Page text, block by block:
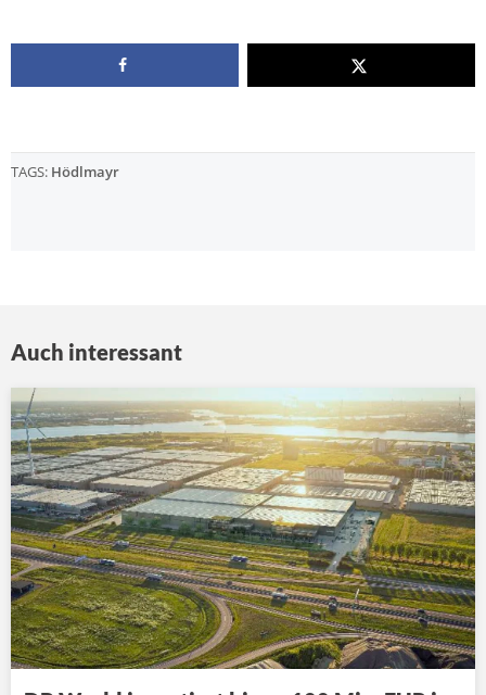
TAGS: Hödlmayr
Auch interessant